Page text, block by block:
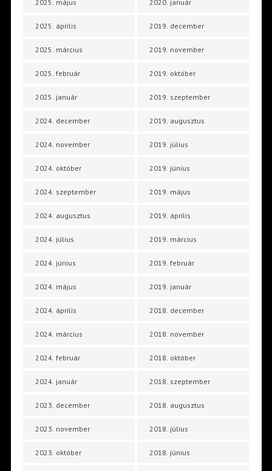
2025. május
2025. április
2025. március
2025. február
2025. január
2024. december
2024. november
2024. október
2024. szeptember
2024. augusztus
2024. július
2024. június
2024. május
2024. április
2024. március
2024. február
2024. január
2023. december
2023. november
2023. október
2020. január
2019. december
2019. november
2019. október
2019. szeptember
2019. augusztus
2019. július
2019. június
2019. május
2019. április
2019. március
2019. február
2019. január
2018. december
2018. november
2018. október
2018. szeptember
2018. augusztus
2018. július
2018. június